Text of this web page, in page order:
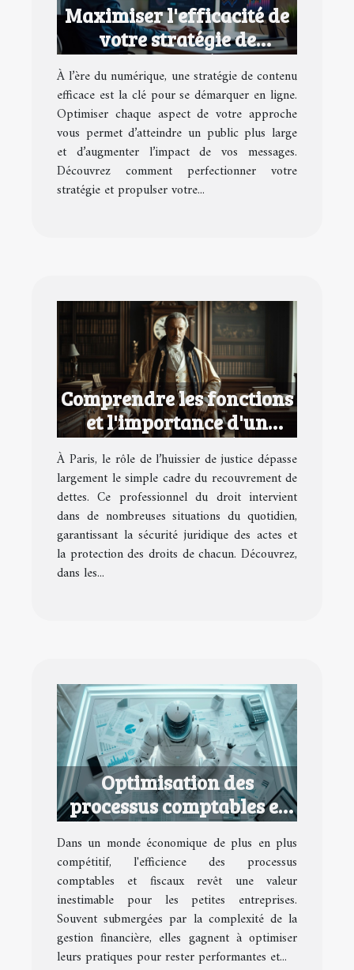
Maximiser l'efficacité de
votre stratégie de
contenu numérique
À l’ère du numérique, une stratégie de contenu
efficace est la clé pour se démarquer en ligne.
Optimiser chaque aspect de votre approche
vous permet d’atteindre un public plus large
et d’augmenter l’impact de vos messages.
Découvrez comment perfectionner votre
stratégie et propulser votre...
Comprendre les fonctions
et l'importance d'un
huissier de justice à Paris
À Paris, le rôle de l’huissier de justice dépasse
largement le simple cadre du recouvrement de
dettes. Ce professionnel du droit intervient
dans de nombreuses situations du quotidien,
garantissant la sécurité juridique des actes et
la protection des droits de chacun. Découvrez,
dans les...
Optimisation des
processus comptables et
fiscaux pour petites
entreprises
Dans un monde économique de plus en plus
compétitif, l'efficience des processus
comptables et fiscaux revêt une valeur
inestimable pour les petites entreprises.
Souvent submergées par la complexité de la
gestion financière, elles gagnent à optimiser
leurs pratiques pour rester performantes et...